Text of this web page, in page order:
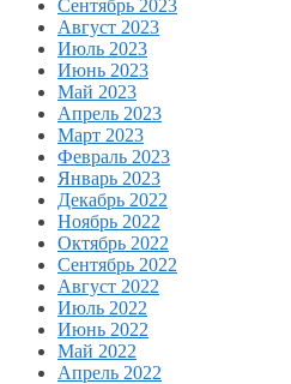
Сентябрь 2023
Август 2023
Июль 2023
Июнь 2023
Май 2023
Апрель 2023
Март 2023
Февраль 2023
Январь 2023
Декабрь 2022
Ноябрь 2022
Октябрь 2022
Сентябрь 2022
Август 2022
Июль 2022
Июнь 2022
Май 2022
Апрель 2022